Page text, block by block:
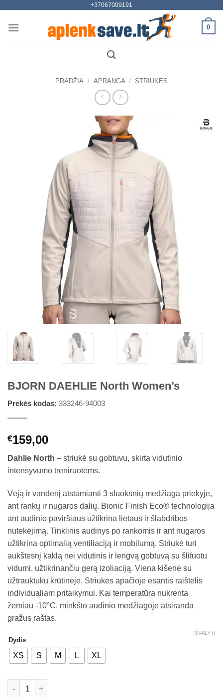
content
+37067009191
0
PRADŽIA / APRANGA / STRIUKĖS
BJORN DAEHLIE North Women’s
Prekės kodas: 333246-94003
€159,00
Dahlie North – striukė su gobtuvu, skirta vidutinio
intensyvumo treniruotėms.
Vėją ir vandenį atstumianti 3 sluoksnių medžiaga priekyje,
ant rankų ir nugaros dalių. Bionic Finish Eco® technologija
ant audinio paviršiaus užtikrina lietaus ir šlabdribos
nutekėjimą. Tinklinis audinys po rankomis ir ant nugaros
užtikrina optimalią ventiliaciją ir mobilumą. Striukė turi
aukštesnį kaklą nei vidutinis ir lengvą gobtuvą su šlifuotu
vidumi, užtikrinančiu gerą izoliaciją. Viena kišenė su
užtrauktuku krūtinėje. Striukės apačioje esantis raištelis
individualiam pritaikymui. Kai temperatūra nukrenta
žemiau -10°C, minkšto audinio medžiagoje atsiranda
gražus raštas.
Dydis
XS S M L XL
IŠVALYTI
produkto kiekis: BJORN DAEHLIE North Women's